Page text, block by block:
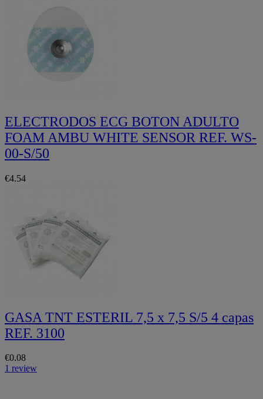
ELECTRODOS ECG BOTON ADULTO
FOAM AMBU WHITE SENSOR REF. WS-
00-S/50
€4.54
GASA TNT ESTERIL 7,5 x 7,5 S/5 4 capas
REF. 3100
€0.08
1 review